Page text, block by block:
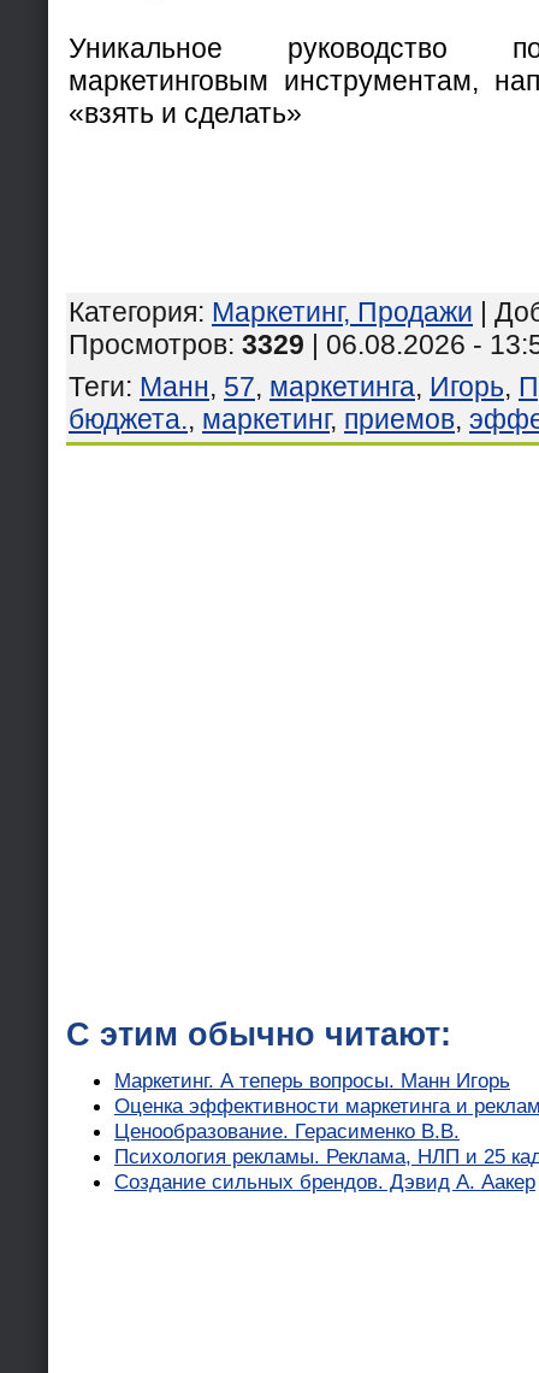
Уникальное руководство
маркетинговым инструментам,
«взять и сделать»
Категория: Маркетинг, Продажи |
Просмотров: 3329 | 06.08.2026 -
Теги: Манн, 57, маркетинга, Игорь,
бюджета., маркетинг, приемов,
С этим обычно читают:
Маркетинг. А теперь вопросы. Манн Игорь
Оценка эффективности маркетинга и
Ценообразование. Герасименко В.В.
Психология рекламы. Реклама, НЛП и 25
Создание сильных брендов. Дэвид А. Аакер